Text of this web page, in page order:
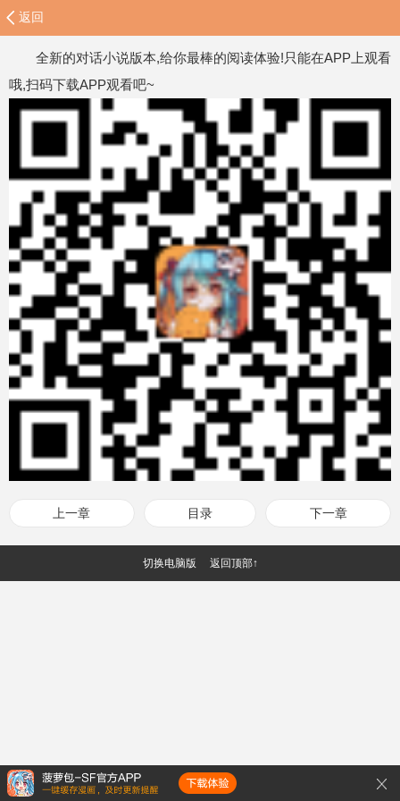
返回
全新的对话小说版本,给你最棒的阅读体验!只能在APP上观看
哦,扫码下载APP观看吧~
上一章 目录 下一章
切换电脑版 返回顶部↑